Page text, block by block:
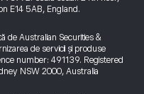
E14 5AB, England.
de Australian Securities &
de servicii și produse
number: 491139. Registered
NSW 2000, Australia